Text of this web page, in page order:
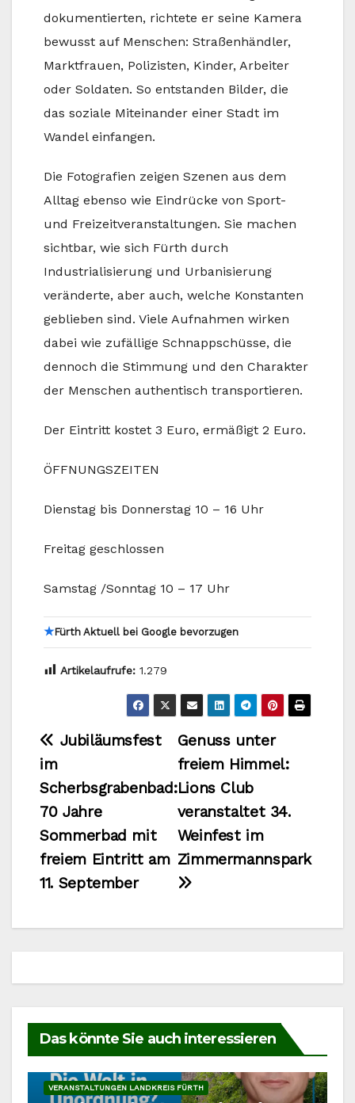
dokumentierten, richtete er seine Kamera
bewusst auf Menschen: Straßenhändler,
Marktfrauen, Polizisten, Kinder, Arbeiter
oder Soldaten. So entstanden Bilder, die
das soziale Miteinander einer Stadt im
Wandel einfangen.
Die Fotografien zeigen Szenen aus dem
Alltag ebenso wie Eindrücke von Sport-
und Freizeitveranstaltungen. Sie machen
sichtbar, wie sich Fürth durch
Industrialisierung und Urbanisierung
veränderte, aber auch, welche Konstanten
geblieben sind. Viele Aufnahmen wirken
dabei wie zufällige Schnappschüsse, die
dennoch die Stimmung und den Charakter
der Menschen authentisch transportieren.
Der Eintritt kostet 3 Euro, ermäßigt 2 Euro.
ÖFFNUNGSZEITEN
Dienstag bis Donnerstag 10 – 16 Uhr
Freitag geschlossen
Samstag /Sonntag 10 – 17 Uhr
★Fürth Aktuell bei Google bevorzugen
Artikelaufrufe: 1.279
Beitragsnavigation
Genuss unter
freiem Himmel:
Lions Club
veranstaltet 34.
Weinfest im
Zimmermannspark
Jubiläumsfest
im
Scherbsgrabenbad:
70 Jahre
Sommerbad mit
freiem Eintritt am
11. September
Das könnte Sie auch interessieren
VERANSTALTUNGEN LANDKREIS FÜRTH